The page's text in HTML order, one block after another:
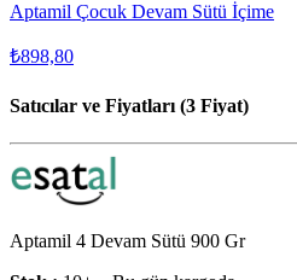
Aptamil Çocuk Devam Sütü İçime
₺898,80
Satıcılar ve Fiyatları (3 Fiyat)
Aptamil 4 Devam Sütü 900 Gr